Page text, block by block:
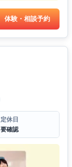
体験・相談予約
定休日
要確認